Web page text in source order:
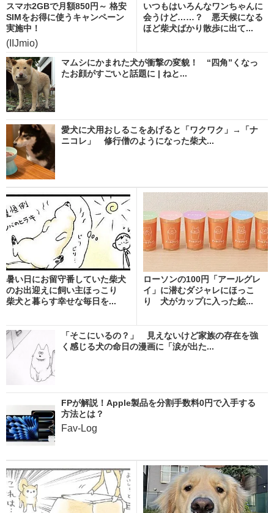
スマホ2GBで月額850円～ 格安
SIMをお得に使うキャンペーン
実施中！
(IIJmio)
いつもはいろんなワンちゃんに
会うけど……？ 悪天候になる
ほど柴犬ばかり散歩に出て...
マムシにかまれた犬が衝撃の変貌！ “四角”くなっ
たお顔がすごいと話題に | ねと...
愛犬に犬用おしるこをあげると「ワクワク」→「ナ
ニコレ」 修行僧のようになった柴犬...
暑い日にお留守番していた柴犬
のお出迎えに飼い主ほっこり
柴犬と暮らす幸せな毎日を...
ローソンの100円「アールグレ
イ」に潜むダジャレにほっこ
り 犬がカップに入った絵...
「そこにいるの？」 見えないけど家族の存在を強
く感じる犬の命日の漫画に「涙が出た...
FPが解説！Apple製品を分割手数料0円で入手する
方法とは？
Fav-Log